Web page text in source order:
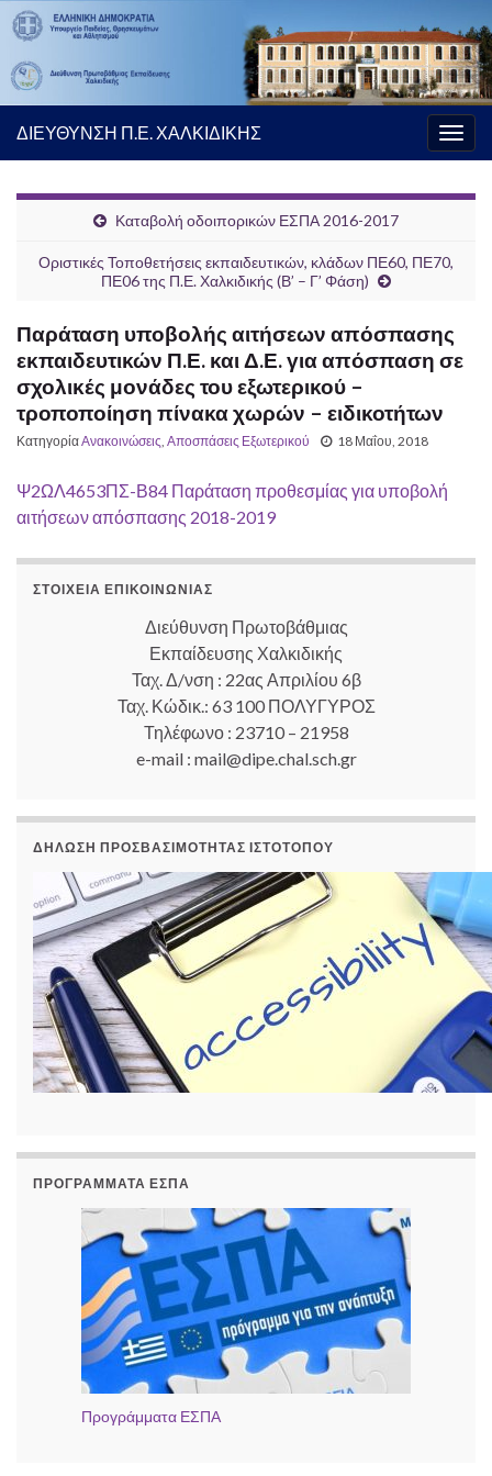
ΔΙΕΥΘΥΝΣΗ Π.Ε. ΧΑΛΚΙΔΙΚΗΣ
Καταβολή οδοιπορικών ΕΣΠΑ 2016-2017
Οριστικές Τοποθετήσεις εκπαιδευτικών, κλάδων ΠΕ60, ΠΕ70,
ΠΕ06 της Π.Ε. Χαλκιδικής (Β’ – Γ’ Φάση)
Παράταση υποβολής αιτήσεων απόσπασης
εκπαιδευτικών Π.Ε. και Δ.Ε. για απόσπαση σε
σχολικές μονάδες του εξωτερικού –
τροποποίηση πίνακα χωρών – ειδικοτήτων
ΚατηγορίαΑνακοινώσεις Αποσπάσεις Εξωτερικού 18 Μαΐου, 2018
Ψ2ΩΛ4653ΠΣ-Β84 Παράταση προθεσμίας για υποβολή
αιτήσεων απόσπασης 2018-2019
ΣΤΟΙΧΕΊΑ ΕΠΙΚΟΙΝΩΝΊΑΣ
Διεύθυνση Πρωτοβάθμιας
Εκπαίδευσης Χαλκιδικής
Ταχ. Δ/νση : 22ας Απριλίου 6β
Ταχ. Κώδικ.: 63 100 ΠΟΛΥΓΥΡΟΣ
Τηλέφωνο : 23710 – 21958
e-mail : mail@dipe.chal.sch.gr
ΔΉΛΩΣΗ ΠΡΟΣΒΑΣΙΜΌΤΗΤΑΣ ΙΣΤΟΤΌΠΟΥ
ΠΡΟΓΡΆΜΜΑΤΑ ΕΣΠΑ
Προγράμματα ΕΣΠΑ